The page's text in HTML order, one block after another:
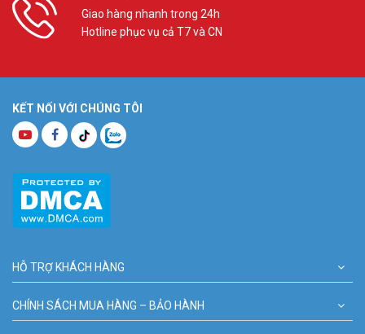
Giao hàng nhanh trong 24h
Hotline phục vụ cả T7 và CN
KẾT NỐI VỚI CHÚNG TÔI
HỖ TRỢ KHÁCH HÀNG
CHÍNH SÁCH MUA HÀNG – BẢO HÀNH